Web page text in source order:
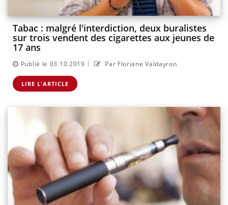
Tabac : malgré l'interdiction, deux buralistes
sur trois vendent des cigarettes aux jeunes de
17 ans
Publié le 03.10.2019 | Par Floriane Valdayron
LIRE L'ARTICLE